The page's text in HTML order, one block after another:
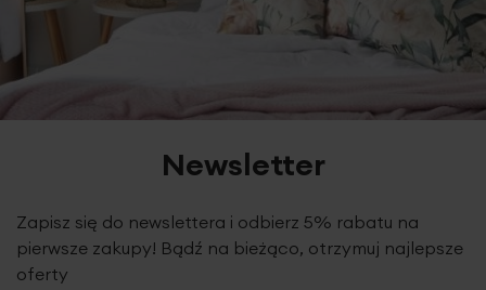
Newsletter
Zapisz się do newslettera i odbierz 5% rabatu na
pierwsze zakupy! Bądź na bieżąco, otrzymuj najlepsze
oferty